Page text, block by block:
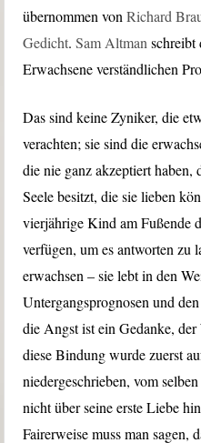
übernommen vonRichard
Gedicht.Sam Altman schreibt
Erwachsene verständlichen
Das sind keine Zyniker, die
verachten; sie sind die
die nie ganz akzeptiert haben,
Seele besitzt, die sie lieben
vierjährige Kind am Fußende
verfügen, um es antworten zu
erwachsen – sie lebt in den
Untergangsprognosen und
die Angst ist ein Gedanke,
diese Bindung wurde zuerst
niedergeschrieben, vom
nicht über seine erste Liebe
Fairerweise muss man sagen,